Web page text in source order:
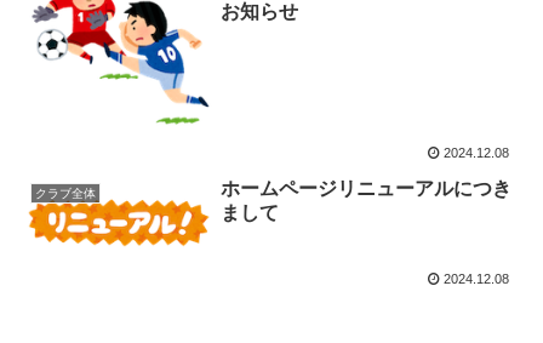
お知らせ
2024.12.08
クラブ全体
ホームページリニューアルにつき
まして
2024.12.08